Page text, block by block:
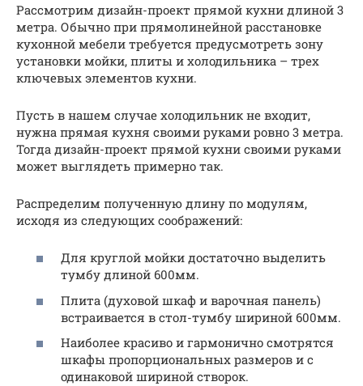
Рассмотрим дизайн-проект прямой кухни длиной 3
метра. Обычно при прямолинейной расстановке
кухонной мебели требуется предусмотреть зону
установки мойки, плиты и холодильника – трех
ключевых элементов кухни.
Пусть в нашем случае холодильник не входит,
нужна прямая кухня своими руками ровно 3 метра.
Тогда дизайн-проект прямой кухни своими руками
может выглядеть примерно так.
Распределим полученную длину по модулям,
исходя из следующих соображений:
Для круглой мойки достаточно выделить
тумбу длиной 600мм.
Плита (духовой шкаф и варочная панель)
встраивается в стол-тумбу шириной 600мм.
Наиболее красиво и гармонично смотрятся
шкафы пропорциональных размеров и с
одинаковой шириной створок.